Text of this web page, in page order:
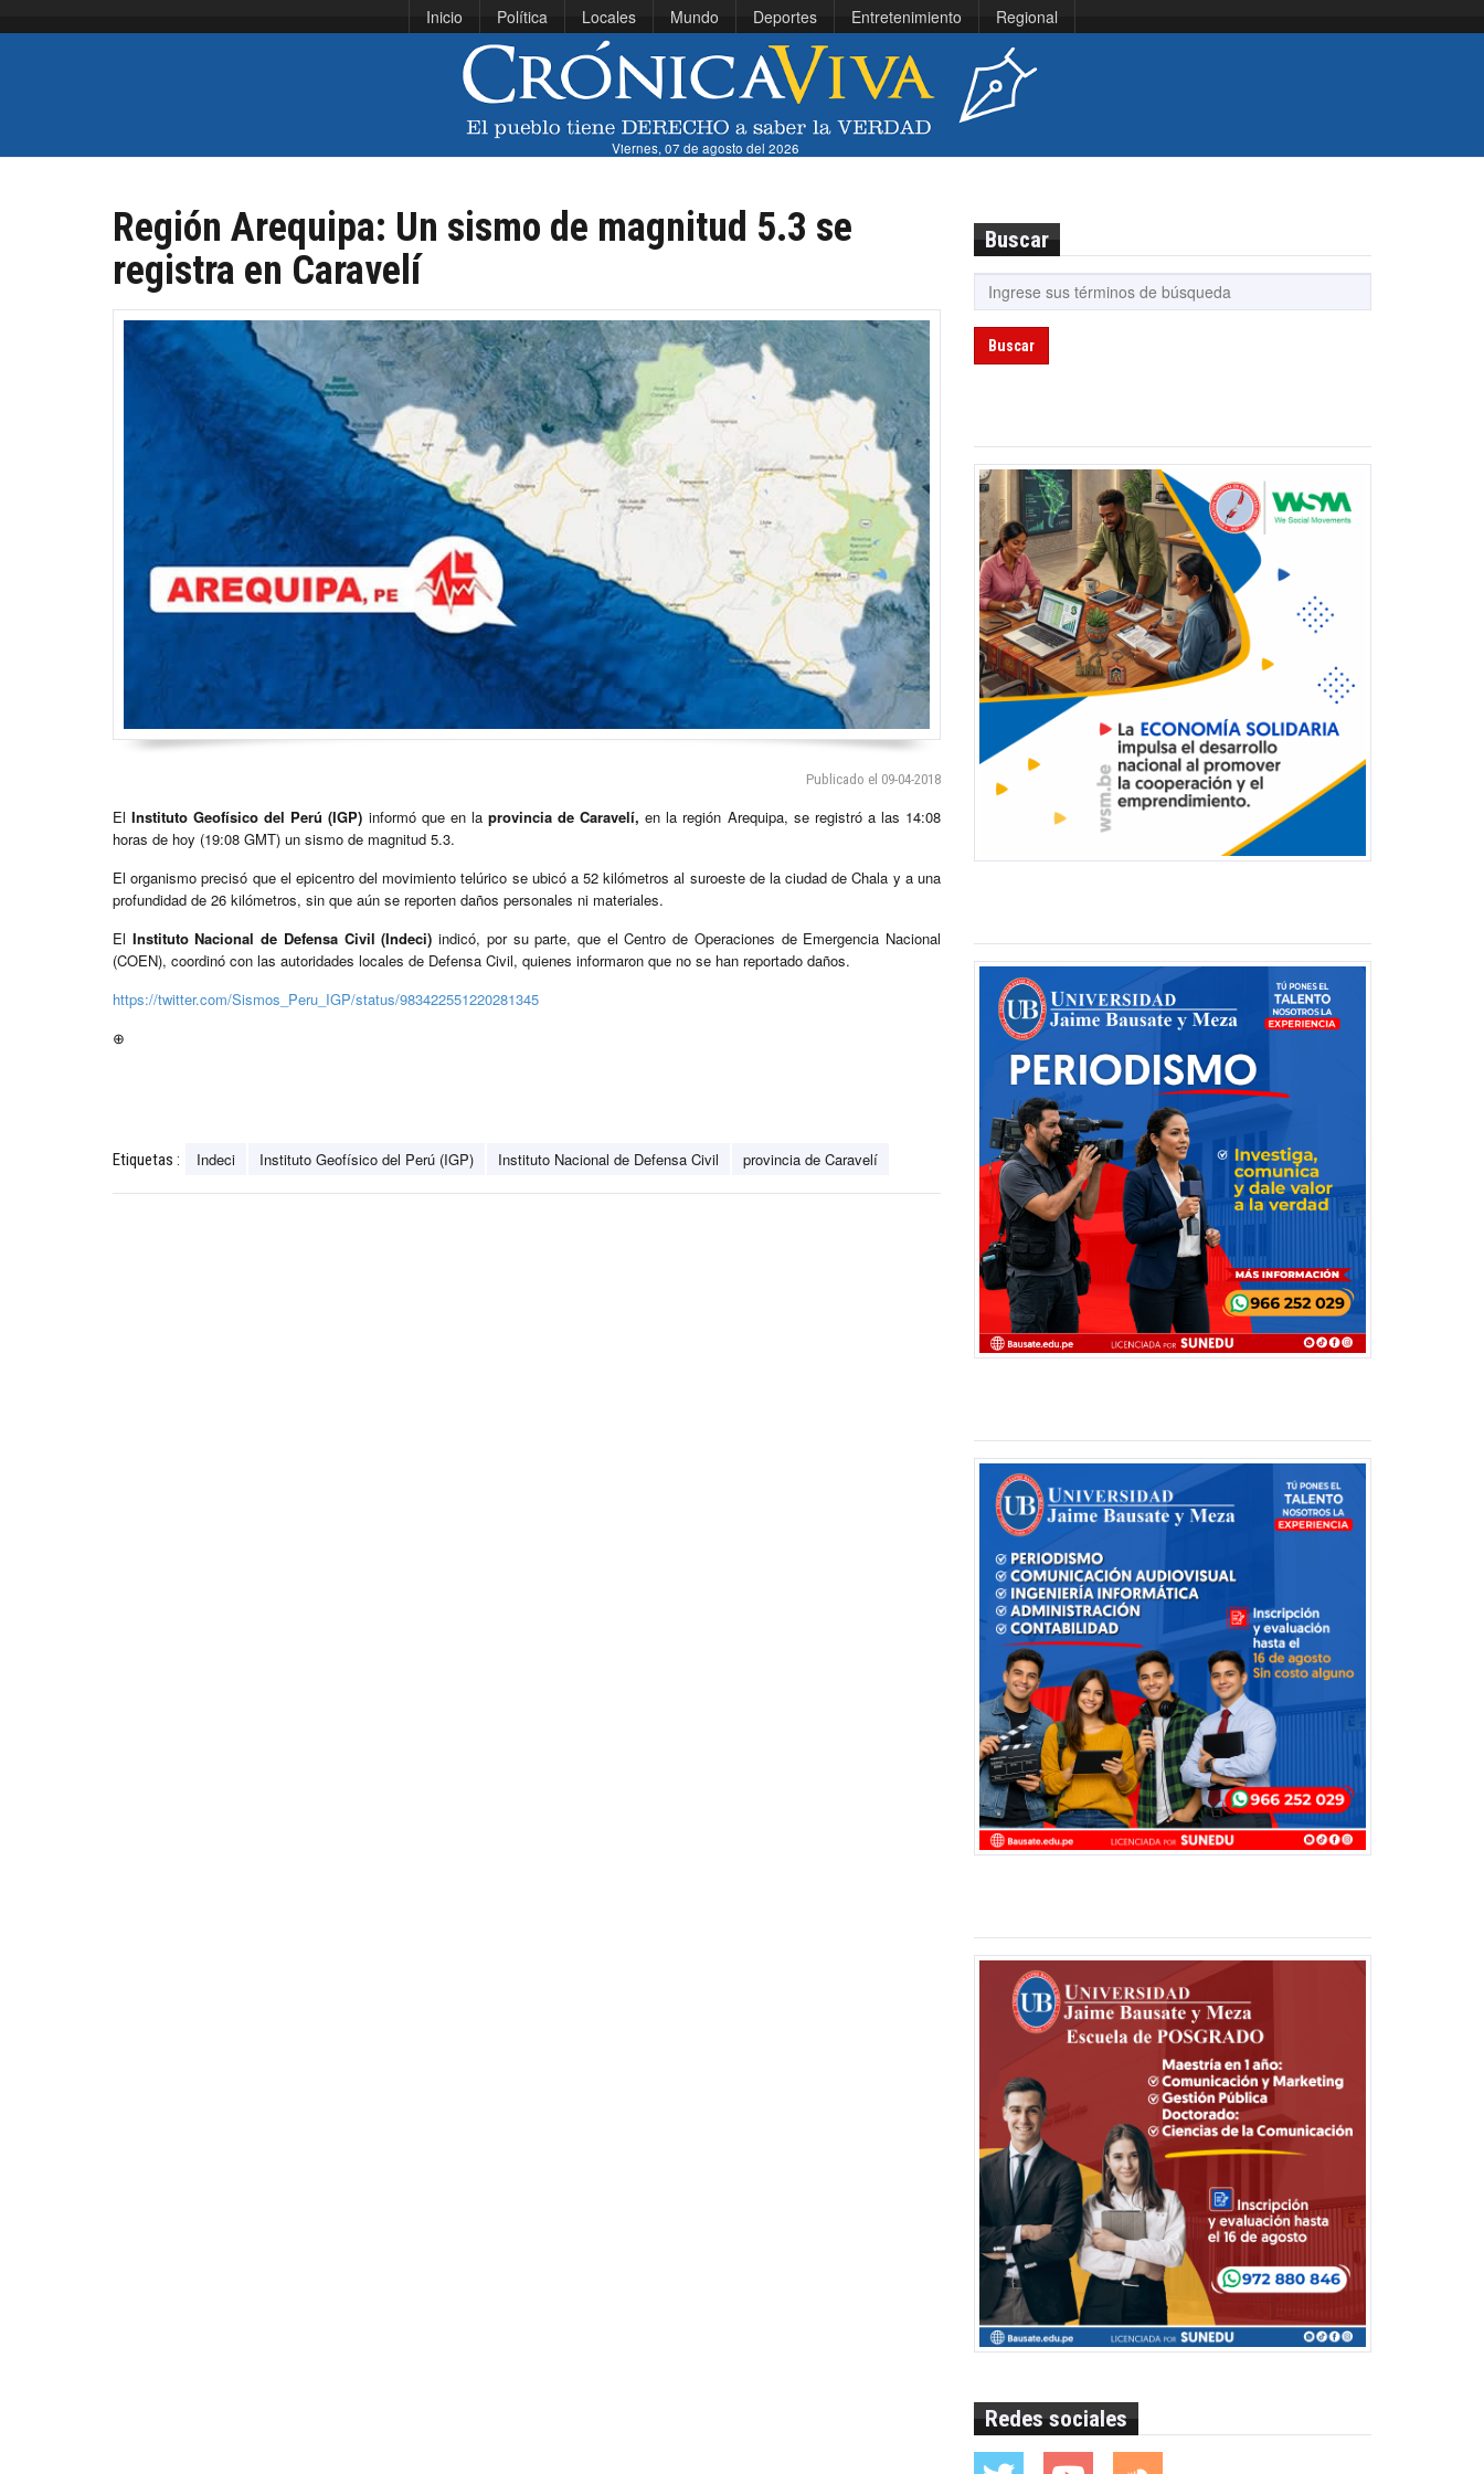
Inicio Política Locales Mundo Deportes Entretenimiento Regional
Viernes, 07 de agosto del 2026
Región Arequipa: Un sismo de magnitud 5.3 se
registra en Caravelí
Publicado el 09-04-2018
ElInstituto Geofísico del Perú (IGP) informó que en la provincia de Caravelí, en la región Arequipa, se registró a las 14:08
horas de hoy (19:08 GMT) un sismo de magnitud 5.3.
El organismo precisó que el epicentro del movimiento telúrico se ubicó a 52 kilómetros al suroeste de la ciudad de Chala y a una
profundidad de 26 kilómetros, sin que aún se reporten daños personales ni materiales.
El Instituto Nacional de Defensa Civil (Indeci) indicó, por su parte, que el Centro de Operaciones de Emergencia Nacional
(COEN), coordinó con las autoridades locales de Defensa Civil, quienes informaron que no se han reportado daños.
https://twitter.com/Sismos_Peru_IGP/status/983422551220281345
⊕
Etiquetas : Indeci Instituto Geofísico del Perú (IGP) Instituto Nacional de Defensa Civil provincia de Caravelí
Buscar
Buscar
Redes sociales